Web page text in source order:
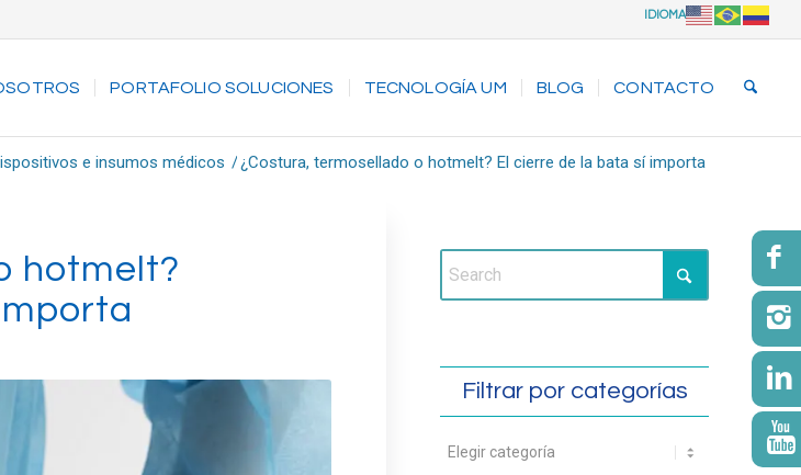
IDIOMA
PORTAFOLIO SOLUCIONES TECNOLOGÍA UM BLOG CONTACTO
e insumos médicos /¿Costura, termosellado o hotmelt? El cierre de la bata sí importa
hotmelt?
Filtrar por categorías